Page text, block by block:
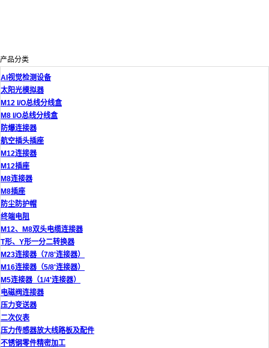
产品分类
AI视觉检测设备
太阳光模拟器
M12 I/O总线分线盒
M8 I/O总线分线盒
防爆连接器
航空插头插座
M12连接器
M12插座
M8连接器
M8插座
防尘防护帽
终端电阻
M12、M8双头电缆连接器
T形、Y形一分二转换器
M23连接器（7/8'连接器）
M16连接器（5/8'连接器）
M5连接器（1/4'连接器）
电磁阀连接器
压力变送器
二次仪表
压力传感器放大线路板及配件
不锈钢零件精密加工